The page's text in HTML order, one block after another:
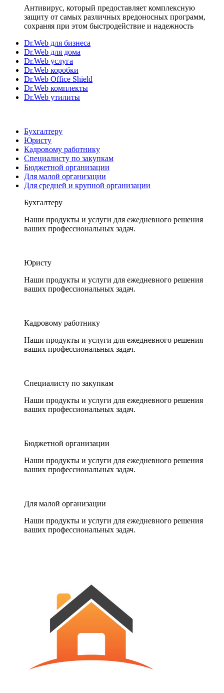
Антивирус, который предоставляет комплексную
защиту от самых различных вредоносных программ,
сохраняя при этом быстродействие и надежность
Dr.Web для бизнеса
Dr.Web для дома
Dr.Web услуга
Dr.Web коробки
Dr.Web Office Shield
Dr.Web комплекты
Dr.Web утилиты
Бухгалтеру
Юристу
Кадровому работнику
Специалисту по закупкам
Бюджетной организации
Для малой организации
Для средней и крупной организации
Бухгалтеру
Наши продукты и услуги для ежедневного решения
ваших профессиональных задач.
Юристу
Наши продукты и услуги для ежедневного решения
ваших профессиональных задач.
Кадровому работнику
Наши продукты и услуги для ежедневного решения
ваших профессиональных задач.
Специалисту по закупкам
Наши продукты и услуги для ежедневного решения
ваших профессиональных задач.
Бюджетной организации
Наши продукты и услуги для ежедневного решения
ваших профессиональных задач.
Для малой организации
Наши продукты и услуги для ежедневного решения
ваших профессиональных задач.